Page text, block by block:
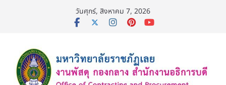
วันศุกร์, สิงหาคม 7, 2026